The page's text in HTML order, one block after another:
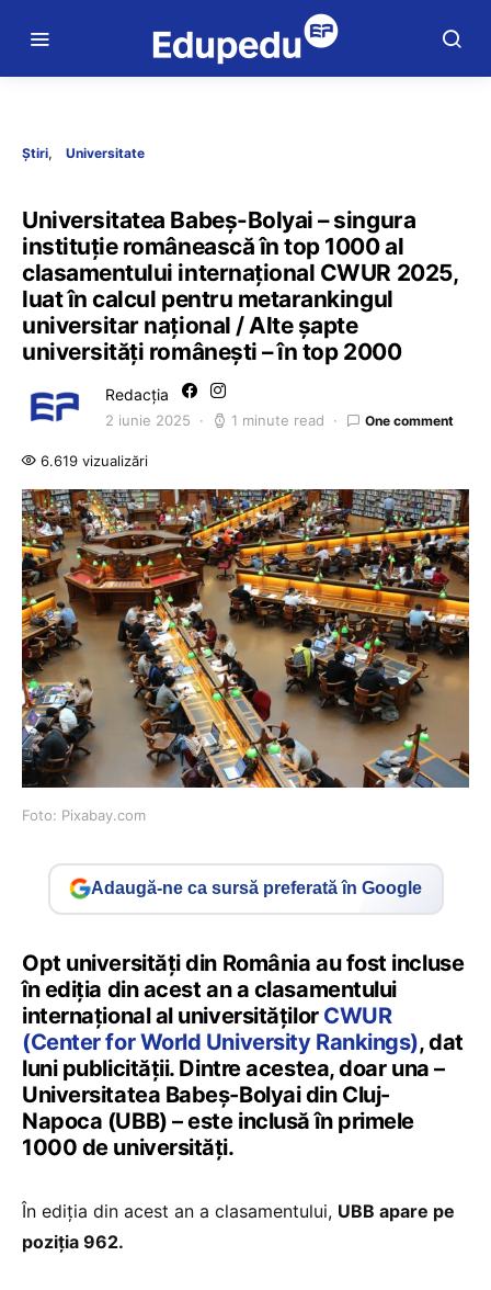
Știri Universitate
Universitatea Babeș-Bolyai – singura
instituție românească în top 1000 al
clasamentului internațional CWUR 2025,
luat în calcul pentru metarankingul
universitar național / Alte șapte
universități românești – în top 2000
Redacția
2 iunie 2025 1 minute read One comment
6.619 vizualizări
Foto: Pixabay.com
Adaugă-ne ca sursă preferată în Google
Opt universități din România au fost incluse
în ediția din acest an a clasamentului
internațional al universităților CWUR
(Center for World University Rankings), dat
luni publicității. Dintre acestea, doar una –
Universitatea Babeș-Bolyai din Cluj-
Napoca (UBB) – este inclusă în primele
1000 de universități.
În ediția din acest an a clasamentului, UBB apare pe
poziția 962.